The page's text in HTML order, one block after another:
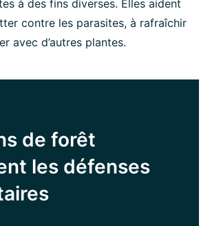
à des fins diverses. Elles aident
contre les parasites, à rafraîchir
avec d’autres plantes.
de forêt
les défenses